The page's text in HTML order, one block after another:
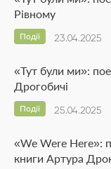
Рівному
23.04.2025
Події
«Тут були ми»:
Дрогобичі
25.04.2025
Події
«We Were Here»:
книги Артура